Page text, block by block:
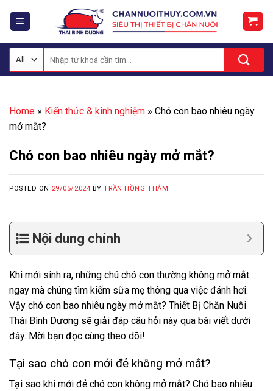
kiếm:
Home » Kiến thức & kinh nghiệm » Chó con bao nhiêu ngày
mở mắt?
Chó con bao nhiêu ngày mở mắt?
POSTED ON 29/05/2024 BYTRẦN HỒNG THẮM
Nội dung chính
Khi mới sinh ra, những chú chó con thường không mở mắt
ngay mà chúng tìm kiếm sữa mẹ thông qua việc đánh hơi.
Vậy chó con bao nhiêu ngày mở mắt? Thiết Bị Chăn Nuôi
Thái Bình Dương sẽ giải đáp câu hỏi này qua bài viết dưới
đây. Mời bạn đọc cùng theo dõi!
Tại sao chó con mới đẻ không mở mắt?
Tại sao khi mới đẻ chó con không mở mắt? Chó bao nhiêu